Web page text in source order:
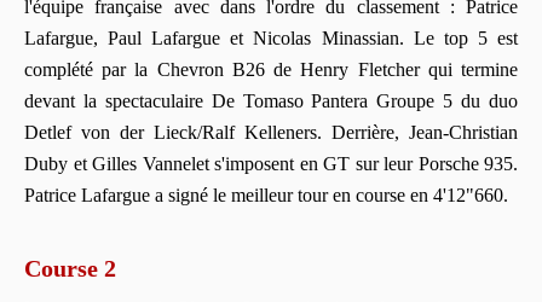
l'équipe française avec dans l'ordre du classement : Patrice
Lafargue, Paul Lafargue et Nicolas Minassian. Le top 5 est
complété par la Chevron B26 de Henry Fletcher qui termine
devant la spectaculaire De Tomaso Pantera Groupe 5 du duo
Detlef von der Lieck/Ralf Kelleners. Derrière, Jean-Christian
Duby et Gilles Vannelet s'imposent en GT sur leur Porsche 935.
Patrice Lafargue a signé le meilleur tour en course en 4'12"660.
Course 2